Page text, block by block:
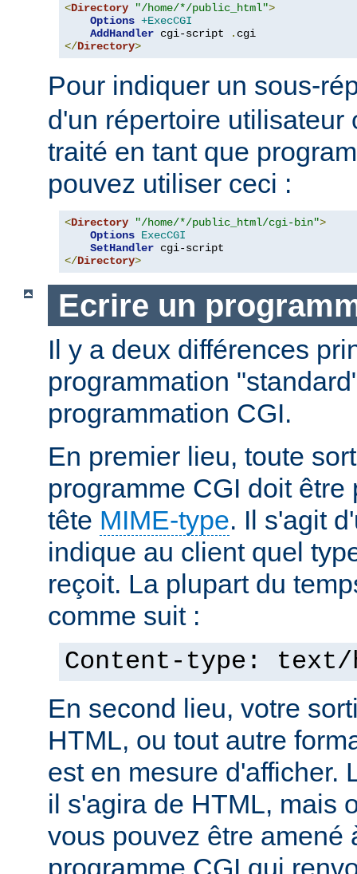
<Directory "/home/*/public_html">
Options +ExecCGI
AddHandler cgi-script .
</Directory>
Pour indiquer un sous-
d'un répertoire utilisateur
traité en tant que
pouvez utiliser ceci :
<Directory "/home/*/public_html/cgi-bin">
Options ExecCGI
SetHandler
</Directory>
Ecrire un
Il y a deux différences
programmation
programmation CGI.
En premier lieu, toute
programme CGI doit être
tête MIME-type. Il s'agit
indique au client quel
reçoit. La plupart du
comme suit :
Content-type: text/
En second lieu, votre
HTML, ou tout autre
est en mesure d'afficher.
il s'agira de HTML, mais
vous pouvez être amené
programme CGI qui